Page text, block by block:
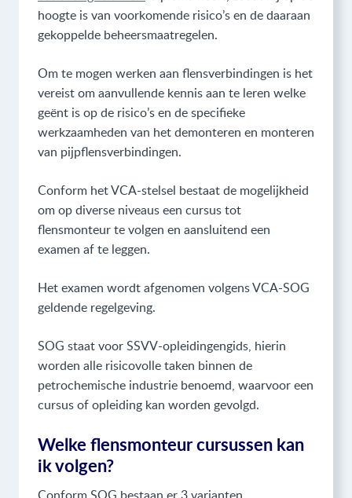
hoogte is van voorkomende risico’s en de daaraan
gekoppelde beheersmaatregelen.
Om te mogen werken aan flensverbindingen is het
vereist om aanvullende kennis aan te leren welke
geënt is op de risico’s en de specifieke
werkzaamheden van het demonteren en monteren
van pijpflensverbindingen.
Conform het VCA-stelsel bestaat de mogelijkheid
om op diverse niveaus een cursus tot
flensmonteur te volgen en aansluitend een
examen af te leggen.
Het examen wordt afgenomen volgens VCA-SOG
geldende regelgeving.
SOG staat voor SSVV-opleidingengids, hierin
worden alle risicovolle taken binnen de
petrochemische industrie benoemd, waarvoor een
cursus of opleiding kan worden gevolgd.
Welke flensmonteur cursussen kan
ik volgen?